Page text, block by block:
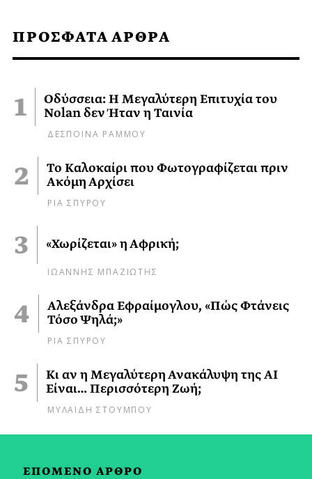
ΠΡΟΣΦΑΤΑ ΑΡΘΡΑ
Οδύσσεια: Η Μεγαλύτερη Επιτυχία του
Nolan δεν Ήταν η Ταινία
ΔΕΣΠΟΙΝΑ ΡΑΜΜΟΥ
Το Καλοκαίρι που Φωτογραφίζεται πριν
Ακόμη Αρχίσει
ΡΙΑ ΣΠΥΡΟΥ
«Χωρίζεται» η Αφρική;
ΙΩΑΝΝΗΣ ΜΠΑΖΙΩΤΗΣ
Αλεξάνδρα Εφραίμογλου, «Πώς Φτάνεις
Τόσο Ψηλά;»
ΡΙΑ ΣΠΥΡΟΥ
Κι αν η Μεγαλύτερη Ανακάλυψη της AI
Είναι… Περισσότερη Ζωή;
ΜΥΛΑΙΔΗ ΣΤΟΥΜΠΟΥ
ΕΠΟΜΕΝΟ ΑΡΘΡΟ